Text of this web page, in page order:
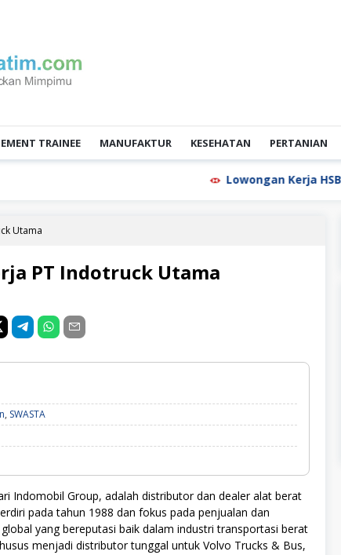
TRAINEE MANUFAKTUR KESEHATAN PERTANIAN
Lowongan Kerja HSBC
Utama
PT Indotruck Utama
, SWASTA
S1,
Jurusan,
Indomobil Group, adalah distributor dan dealer alat berat
pada tahun 1988 dan fokus pada penjualan dan
yang bereputasi baik dalam industri transportasi berat
menjadi distributor tunggal untuk Volvo Trucks & Bus,